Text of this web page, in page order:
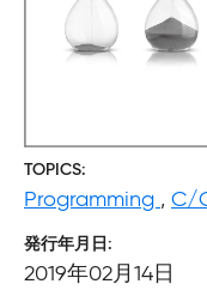
TOPICS
Programming , C/
発行年月日
2019年02月14日